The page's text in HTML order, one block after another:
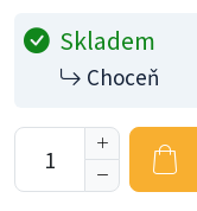
Skladem
Choceň